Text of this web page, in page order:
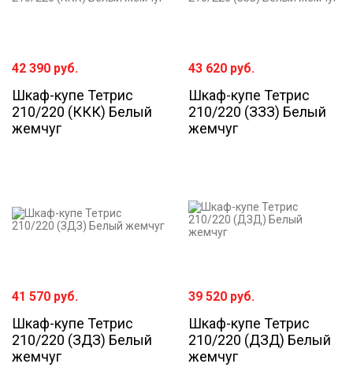
42 390 руб.
Шкаф-купе Тетрис
210/220 (ККК) Белый
жемчуг
43 620 руб.
Шкаф-купе Тетрис
210/220 (ЗЗЗ) Белый
жемчуг
41 570 руб.
Шкаф-купе Тетрис
210/220 (ЗДЗ) Белый
жемчуг
39 520 руб.
Шкаф-купе Тетрис
210/220 (ДЗД) Белый
жемчуг